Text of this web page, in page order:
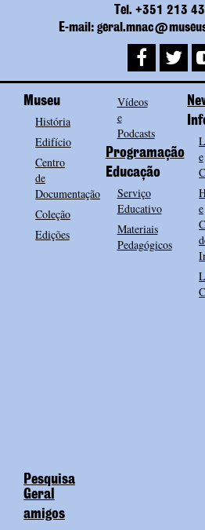
Tel. +351 213
E-mail:
Museu
História
Edifício
Centro
de
Documentação
Coleção
Edições
Vídeos
e
Podcasts
Programação
Educação
Serviço
Educativo
Materiais
Pedagógicos
e
e
Pesquisa
Geral
amigos